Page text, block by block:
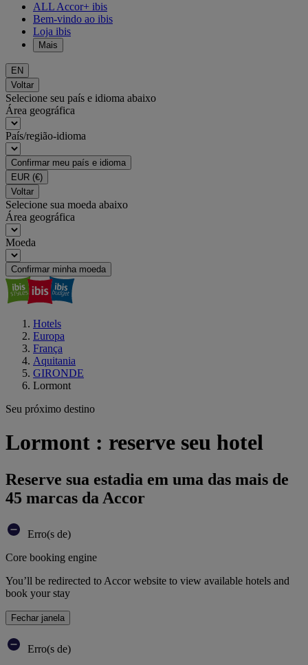
ALL Accor+ ibis
Bem-vindo ao ibis
Loja ibis
Mais
EN
Voltar
Selecione seu país e idioma abaixo
Área geográfica
País/região-idioma
Confirmar meu país e idioma
EUR (€)
Voltar
Selecione sua moeda abaixo
Área geográfica
Moeda
Confirmar minha moeda
Hotels
Europa
França
Aquitania
GIRONDE
Lormont
Seu próximo destino
Lormont : reserve seu hotel
Reserve sua estadia em uma das mais de
45 marcas da Accor
Erro(s de)
Core booking engine
You’ll be redirected to Accor website to view available hotels and
book your stay
Fechar janela
Erro(s de)